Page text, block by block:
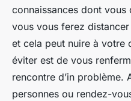
connaissances dont
vous vous ferez
et cela peut nuire à votre
éviter est de vous
rencontre d’in problème.
personnes ou rendez-